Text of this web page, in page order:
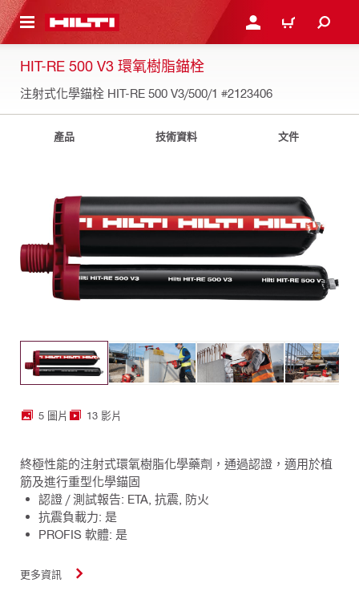
主要內容 登入或註冊購物車
HIT-RE 500 V3 環氧樹脂錨栓
注射式化學錨栓 HIT-RE 500 V3/500/1 #2123406
產品 技術資料 文件
5 圖片 13 影片
終極性能的注射式環氧樹脂化學藥劑，通過認證，適用於植
筋及進行重型化學錨固
認證 / 測試報告: ETA, 抗震, 防火
抗震負載力: 是
PROFIS 軟體: 是
更多資訊